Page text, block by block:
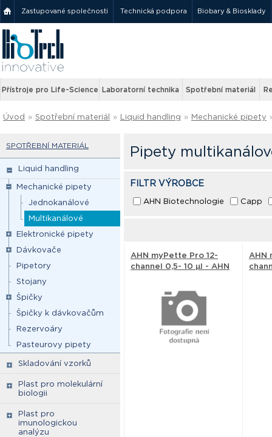
Zastupované společnosti Technická podpora Biobary & Biosklady
Přístroje pro Life-Science Laboratorní technika Spotřební materiál
Úvod » Spotřební materiál » Liquid handling » Mechanické pipety
SPOTŘEBNÍ MATERIÁL
Liquid handling
Mechanické pipety
Jednokanálové
Multikanálové
Elektronické pipety
Dávkovače
Pipetory
Stojany
Špičky
Špičky k dávkovačům
Rezervoáry
Pasteurovy pipety
Skladování vzorků
Plast pro molekulární
biologii
Plast pro
imunologickou
analýzu
Pipety
FILTR VÝROBCE
AHN Biotechnologie Capp
AHN myPette Pro 12-
channel 0,5- 10 µl - AHN
AHN